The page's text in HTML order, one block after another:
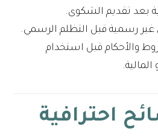
بعد تقديم الشكوى.
غير رسمية قبل التظلم الرسمي.
والأحكام قبل استخدام
احترافية